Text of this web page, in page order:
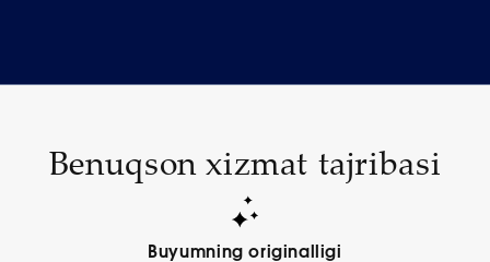
Benuqson xizmat tajribasi
Buyumning originalligi